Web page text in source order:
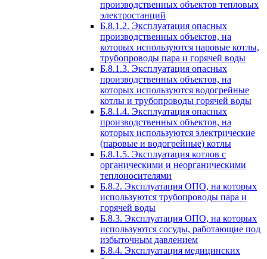
производственных объектов тепловых
электростанций
Б.8.1.2. Эксплуатация опасных
производственных объектов, на
которых используются паровые котлы,
трубопроводы пара и горячей воды
Б.8.1.3. Эксплуатация опасных
производственных объектов, на
которых используются водогрейные
котлы и трубопроводы горячей воды
Б.8.1.4. Эксплуатация опасных
производственных объектов, на
которых используются электрические
(паровые и водогрейные) котлы
Б.8.1.5. Эксплуатация котлов с
органическими и неорганическими
теплоносителями
Б.8.2. Эксплуатация ОПО, на которых
используются трубопроводы пара и
горячей воды
Б.8.3. Эксплуатация ОПО, на которых
используются сосуды, работающие под
избыточным давлением
Б.8.4. Эксплуатация медицинских